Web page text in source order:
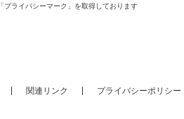
「プライバシーマーク」を取得しております
関連リンク プライバシーポリシー